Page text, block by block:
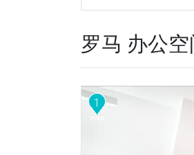
罗马 办公
1